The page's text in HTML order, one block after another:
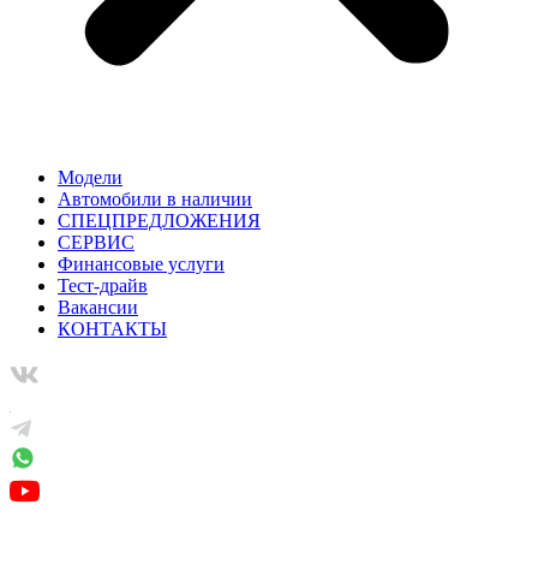
Модели
Автомобили в наличии
СПЕЦПРЕДЛОЖЕНИЯ
СЕРВИС
Финансовые услуги
Тест-драйв
Вакансии
КОНТАКТЫ